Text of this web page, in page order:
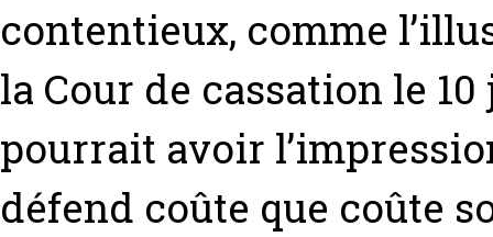
contentieux, comme
la Cour de cassation le
pourrait avoir
défend coûte que coûte